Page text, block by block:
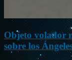
Objeto volador
sobre los